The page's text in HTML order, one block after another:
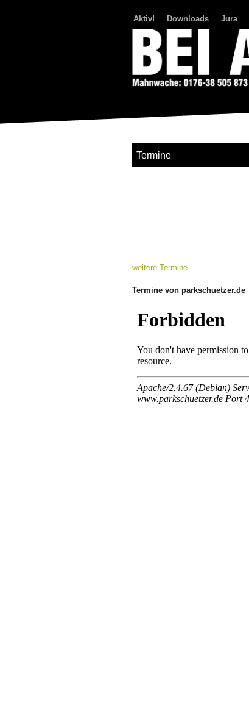
Aktiv! Downloads Jura
Termine
weitere Termine
Termine von parkschuetzer.de